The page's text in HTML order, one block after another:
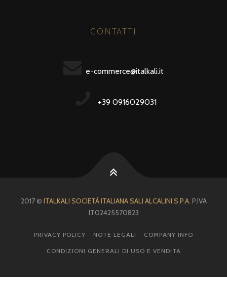
CONTATTI
e-commerce@italkali.it
+39 0916029031
2017 © ITALKALI SOCIETÀ ITALIANA SALI ALCALINI S.P.A. P.IVA
IT02425570823
PRIVACY POLICY NOTE LEGALI COMPANY INFO
CONDIZIONI GENERALI DI USO E VENDITA